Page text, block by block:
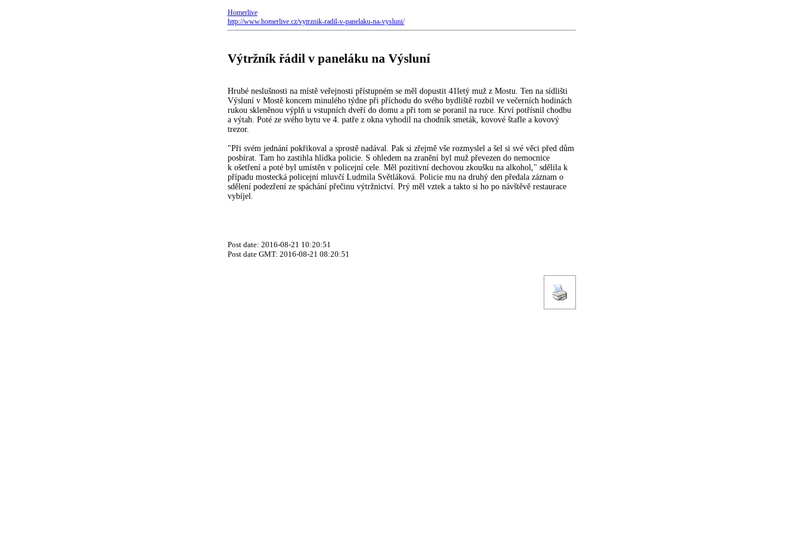
Homerlive
http://www.homerlive.cz/vytrznik-radil-v-panelaku-na-vysluni/
Výtržník řádil v paneláku na Výsluní
Hrubé neslušnosti na místě veřejnosti přístupném se měl dopustit 41letý muž z Mostu. Ten na sídlišti
Výsluní v Mostě koncem minulého týdne při příchodu do svého bydliště rozbil ve večerních hodinách
rukou skleněnou výplň u vstupních dveří do domu a při tom se poranil na ruce. Krví potřísnil chodbu
a výtah. Poté ze svého bytu ve 4. patře z okna vyhodil na chodník smeták, kovové štafle a kovový
trezor.
"Při svém jednání pokřikoval a sprostě nadával. Pak si zřejmě vše rozmyslel a šel si své věci před dům
posbírat. Tam ho zastihla hlídka policie. S ohledem na zranění byl muž převezen do nemocnice
k ošetření a poté byl umístěn v policejní cele. Měl pozitivní dechovou zkoušku na alkohol," sdělila k
případu mostecká policejní mluvčí Ludmila Světláková. Policie mu na druhý den předala záznam o
sdělení podezření ze spáchání přečinu výtržnictví. Prý měl vztek a takto si ho po návštěvě restaurace
vybíjel.
Post date: 2016-08-21 10:20:51
Post date GMT: 2016-08-21 08:20:51